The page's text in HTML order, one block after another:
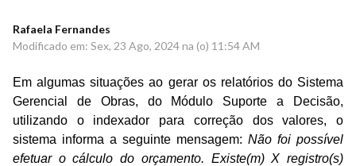
Rafaela Fernandes
Modificado em: Sex, 23 Ago, 2024 na (o) 11:54 AM
Em algumas situações ao gerar os relatórios do Sistema
Gerencial de Obras, do Módulo Suporte a Decisão,
utilizando o indexador para correção dos valores, o
sistema informa a seguinte mensagem: Não foi possível
efetuar o cálculo do orçamento. Existe(m) X registro(s)